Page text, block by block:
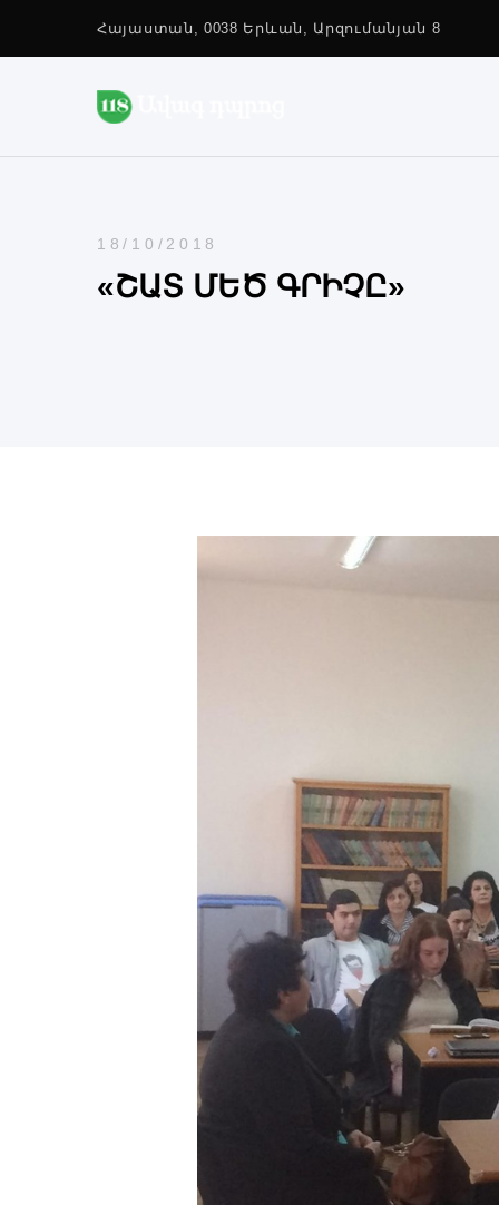
Հայաստան, 0038 Երևան, Արզումանյան 8
18/10/2018
«ՇԱՏ ՄԵԾ ԳՐԻՉԸ»